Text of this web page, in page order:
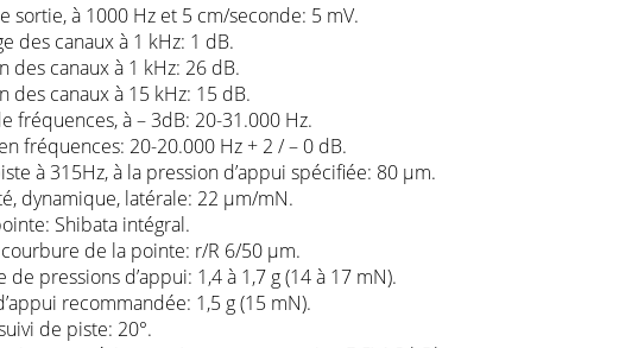
sortie, à 1000 Hz et 5 cm/seconde: 5 mV.
des canaux à 1 kHz: 1 dB.
des canaux à 1 kHz: 26 dB.
des canaux à 15 kHz: 15 dB.
fréquences, à – 3dB: 20-31.000 Hz.
fréquences: 20-20.000 Hz + 2 / – 0 dB.
à 315Hz, à la pression d’appui spécifiée: 80 µm.
dynamique, latérale: 22 µm/mN.
Shibata intégral.
de la pointe: r/R 6/50 µm.
pressions d’appui: 1,4 à 1,7 g (14 à 17 mN).
recommandée: 1,5 g (15 mN).
de piste: 20°.